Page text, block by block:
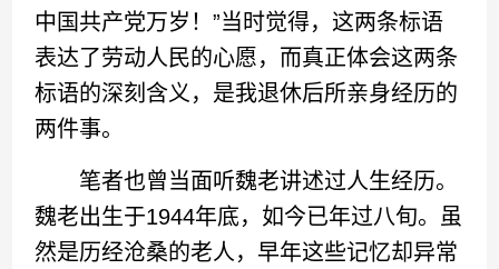
中国共产党万岁！”当时觉得，这两条标语
表达了劳动人民的心愿，而真正体会这两条
标语的深刻含义，是我退休后所亲身经历的
两件事。
笔者也曾当面听魏老讲述过人生经历。
魏老出生于1944年底，如今已年过八旬。虽
然是历经沧桑的老人，早年这些记忆却异常